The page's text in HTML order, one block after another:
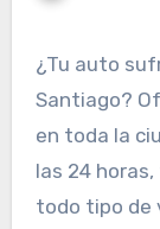
¿Tu auto sufrió un desperfecto repentino en
Santiago?
en toda la
las 24
todo tipo de